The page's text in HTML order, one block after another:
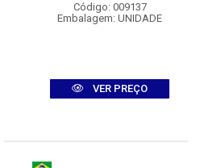
Código: 009137
Embalagem: UNIDADE
VER PREÇO